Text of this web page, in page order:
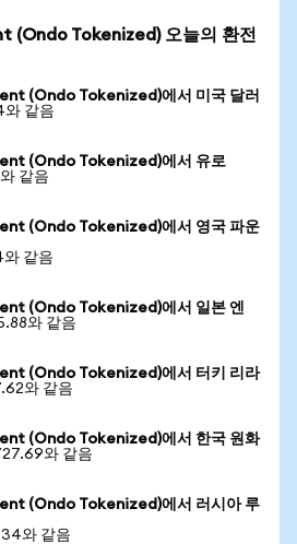
(Ondo Tokenized) 오늘의 환전
(Ondo Tokenized)에서 미국 달러
와 같음
(Ondo Tokenized)에서 유로
같음
(Ondo Tokenized)에서 영국 파운
같음
(Ondo Tokenized)에서 일본 엔
와 같음
(Ondo Tokenized)에서 터키 리라
와 같음
(Ondo Tokenized)에서 한국 원화
와 같음
(Ondo Tokenized)에서 러시아 루
와 같음